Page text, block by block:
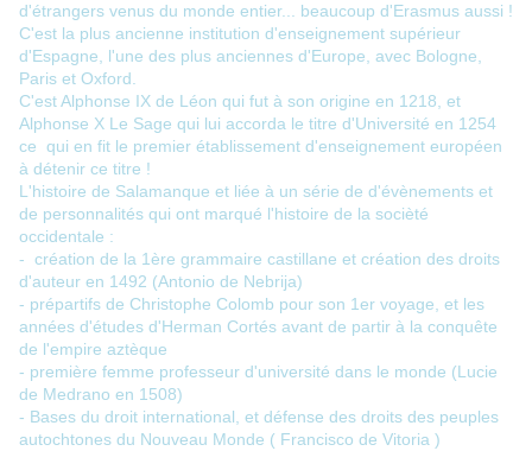
d'étrangers venus du monde entier... beaucoup d'Erasmus aussi !
C'est la plus ancienne institution d'enseignement supérieur
d'Espagne, l'une des plus anciennes d'Europe, avec Bologne,
Paris et Oxford.
C'est Alphonse IX de Léon qui fut à son origine en 1218, et
Alphonse X Le Sage qui lui accorda le titre d'Université en 1254
ce qui en fit le premier établissement d'enseignement européen
à détenir ce titre !
L'histoire de Salamanque et liée à un série de d'évènements et
de personnalités qui ont marqué l'histoire de la socièté
occidentale :
- création de la 1ère grammaire castillane et création des droits
d'auteur en 1492 (Antonio de Nebrija)
- prépartifs de Christophe Colomb pour son 1er voyage, et les
années d'études d'Herman Cortés avant de partir à la conquête
de l'empire aztèque
- première femme professeur d'université dans le monde (Lucie
de Medrano en 1508)
- Bases du droit international, et défense des droits des peuples
autochtones du Nouveau Monde ( Francisco de Vitoria )